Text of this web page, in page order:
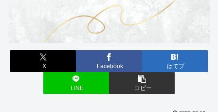
X Facebook はてブ
LINE コピー